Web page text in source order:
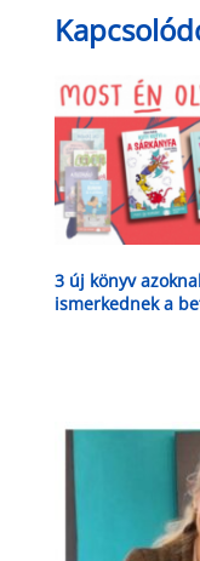
3 új könyv
ismerkednek a